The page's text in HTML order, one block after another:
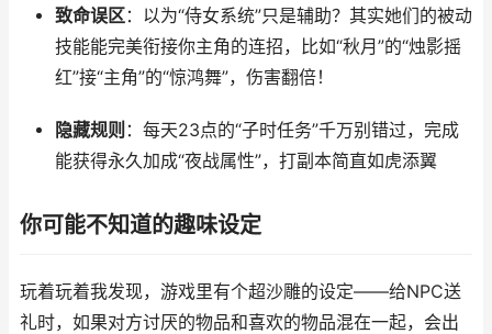
致命误区：以为“侍女系统”只是辅助？其实她们的被动
技能能完美衔接你主角的连招，比如“秋月”的“烛影摇
红”接“主角”的“惊鸿舞”，伤害翻倍！
隐藏规则 ：每天23点的“子时任务”千万别错过，完成
能获得永久加成“夜战属性”，打副本简直如虎添翼
你可能不知道的趣味设定
玩着玩着我发现，游戏里有个超沙雕的设定——给NPC送
礼时，如果对方讨厌的物品和喜欢的物品混在一起，会出